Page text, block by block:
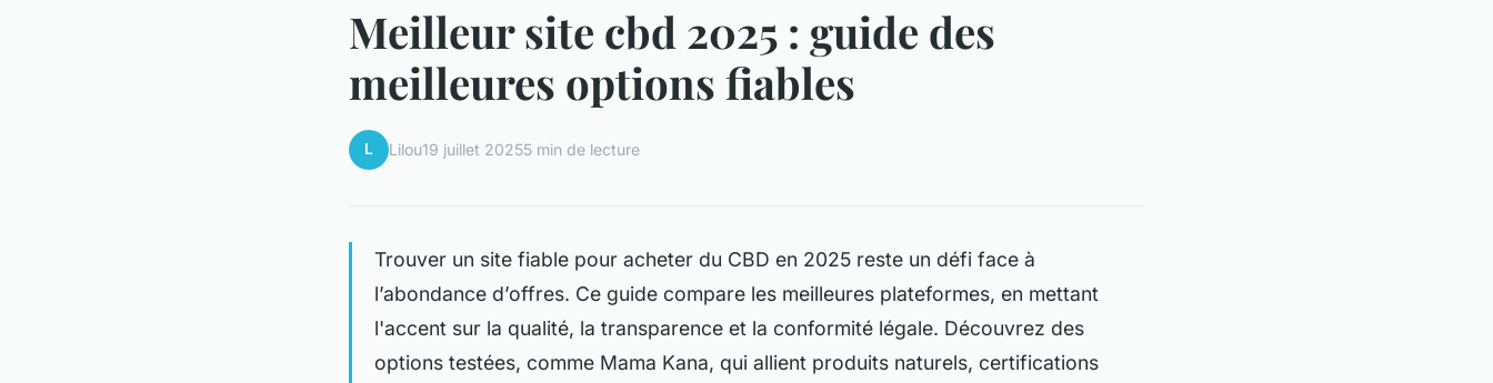
Meilleur site cbd 2025 : guide des
meilleures options fiables
L Lilou19 juillet 20255 min de lecture
Trouver un site fiable pour acheter du CBD en 2025 reste un défi face à
l’abondance d’offres. Ce guide compare les meilleures plateformes, en mettant
l'accent sur la qualité, la transparence et la conformité légale. Découvrez des
options testées, comme Mama Kana, qui allient produits naturels, certifications